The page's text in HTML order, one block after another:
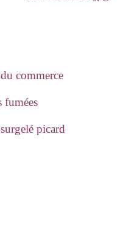
commerce
fumées
picard